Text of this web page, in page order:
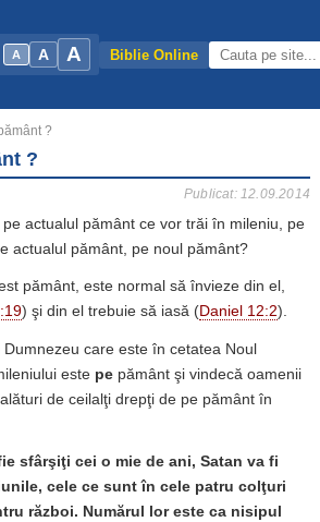
A A A Biblie Online
?
?
Publicat: 12.09.2014
actualul pământ ce vor trăi în mileniu, pe
actualul pământ, pe noul pământ?
pământ, este normal să învieze din el,
) şi din el trebuie să iasă (Daniel 12:2).
care este în cetatea Noul
este pe pământ şi vindecă oamenii
de ceilalţi drepţi de pe pământ în
sfârşiţi cei o mie de ani, Satan va fi
cele ce sunt în cele patru colţuri
război. Numărul lor este ca nisipul